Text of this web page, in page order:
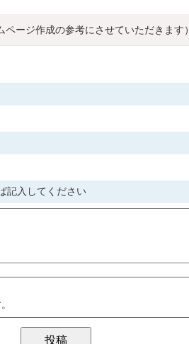
ページ作成の参考にさせていただきます）
記入してください